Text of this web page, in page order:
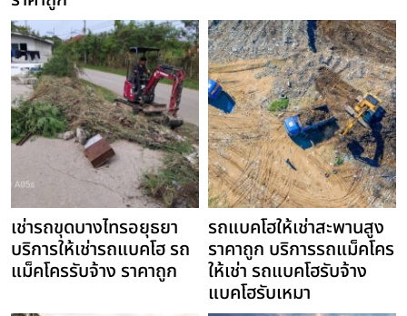
เช่ารถขุดบางไทรอยุธยา
บริการให้เช่ารถแบคโฮ รถ
แม็คโครรับจ้าง ราคาถูก
รถแบคโฮให้เช่าสะพานสูง
ราคาถูก บริการรถแม็คโคร
ให้เช่า รถแบคโฮรับจ้าง
แบคโฮรับเหมา